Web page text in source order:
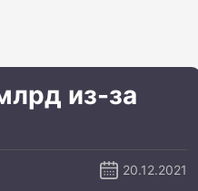
из-за
20.12.2021